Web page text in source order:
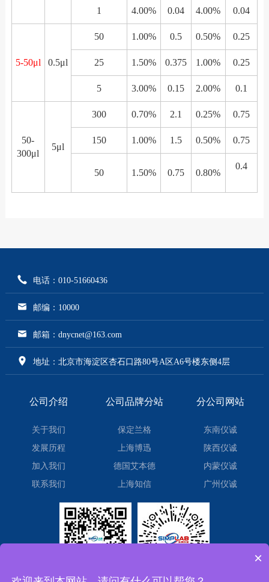
1 4.00% 0.04 4.00% 0.04
5-50μl 0.5μl
50 1.00% 0.5 0.50% 0.25
25 1.50% 0.375 1.00% 0.25
5 3.00% 0.15 2.00% 0.1
50-
300μl
5μl
300 0.70% 2.1 0.25% 0.75
150 1.00% 1.5 0.50% 0.75
50 1.50% 0.75 0.80%
0.4
电话：010-51660436
邮编：10000
邮箱：dnycnet@163.com
地址：北京市海淀区杏石口路80号A区A6号楼东侧4层
公司介绍
关于我们
发展历程
加入我们
联系我们
公司品牌分站
保定兰格
上海博迅
德国艾本德
上海知信
分公司网站
东南仪诚
陕西仪诚
内蒙仪诚
广州仪诚
×